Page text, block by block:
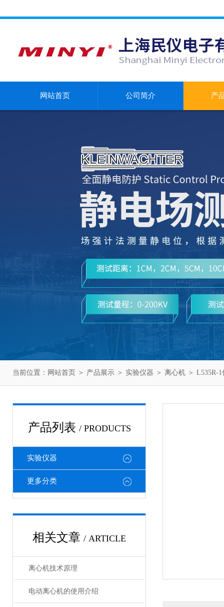
网站首页 公司简介 产
当前位置： 网站首页 ＞ 产品展示 ＞ 实验仪器 ＞ 离心机 ＞ L535R-
产品列表 / PRODUCTS
实验仪器
更多分类
相关文章 / ARTICLE
离心机技术原理
电动离心机的使用介绍